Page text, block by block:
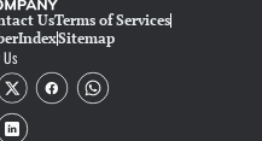
UsTerms of Services
IndexSitemap